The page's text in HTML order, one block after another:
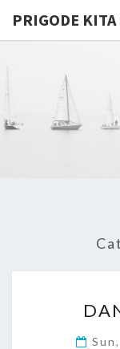
PRIGODE